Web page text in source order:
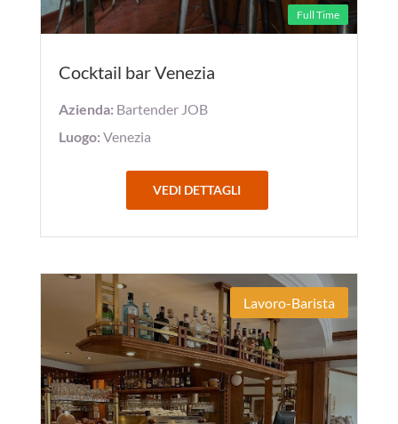
Full Time
Cocktail bar Venezia
Azienda: Bartender JOB
Luogo: Venezia
VEDI DETTAGLI
Lavoro-Barista